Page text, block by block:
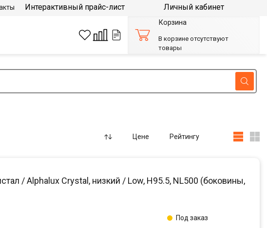
Цене Рейтингу
/ Alphalux Crystal, низкий / Low, H95.5, NL500 (боковины,
Под заказ
Интерактивный прайс-лист Личный кабинет
Корзина
В корзине отсутствуют
товары